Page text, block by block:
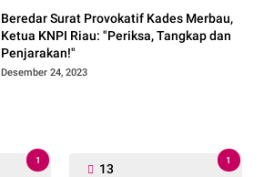
Beredar Surat Provokatif Kades Merbau,
Ketua KNPI Riau: "Periksa, Tangkap dan
Penjarakan!"
Desember 24, 2023
1
13
1